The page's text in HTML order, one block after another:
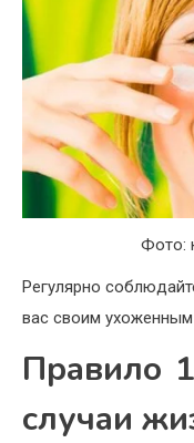
Фото:
Регулярно
вас своим
Правило
случаи